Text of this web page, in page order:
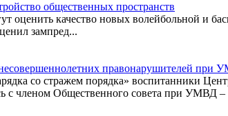
общественных пространств
оценить качество новых волейбольной и
зампред...
правонарушителей при
со стражем порядка» воспитанники
с членом Общественного совета при УМВД